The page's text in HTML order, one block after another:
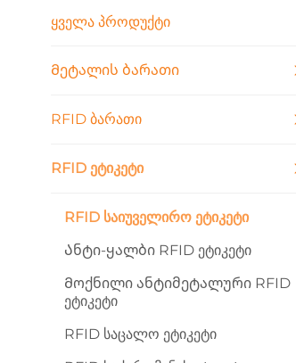
ᲧᲕᲔᲚᲐ ᲞᲠᲝᲓᲣᲥᲢᲘ
Მეტალის Ბარათი
RFID Ბარათი
RFID Ეტიკეტი
RFID Საიუველირო Ეტიკეტი
Ანტი-Ყალბი RFID Ეტიკეტი
Მოქნილი Ანტიმეტალური RFID
Ეტიკეტი
RFID Საცალო Ეტიკეტი